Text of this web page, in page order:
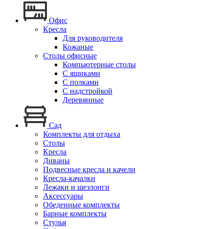
Офис
Кресла
Для руководителя
Кожаные
Столы офисные
Компьютерные столы
С ящиками
С полками
С надстройкой
Деревянные
Сад
Комплекты для отдыха
Столы
Кресла
Диваны
Подвесные кресла и качели
Кресла-качалки
Лежаки и шезлонги
Аксессуары
Обеденные комплекты
Барные комплекты
Стулья